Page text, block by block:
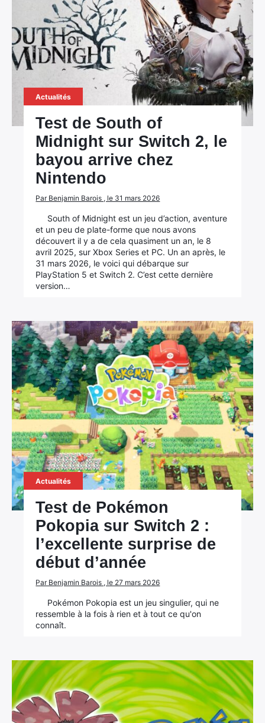
Actualités
Test de South of
Midnight sur Switch 2, le
bayou arrive chez
Nintendo
Par Benjamin Barois , le 31 mars 2026
South of Midnight est un jeu d’action, aventure
et un peu de plate-forme que nous avons
découvert il y a de cela quasiment un an, le 8
avril 2025, sur Xbox Series et PC. Un an après, le
31 mars 2026, le voici qui débarque sur
PlayStation 5 et Switch 2. C’est cette dernière
version…
Actualités
Test de Pokémon
Pokopia sur Switch 2 :
l’excellente surprise de
début d’année
Par Benjamin Barois , le 27 mars 2026
Pokémon Pokopia est un jeu singulier, qui ne
ressemble à la fois à rien et à tout ce qu'on
connaît.